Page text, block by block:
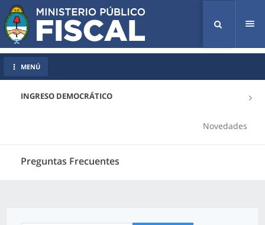
INGRESO DEMOCRÁTICO
Novedades
Preguntas Frecuentes
MENÚ